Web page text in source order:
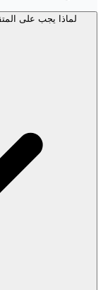
لماذا يجب على